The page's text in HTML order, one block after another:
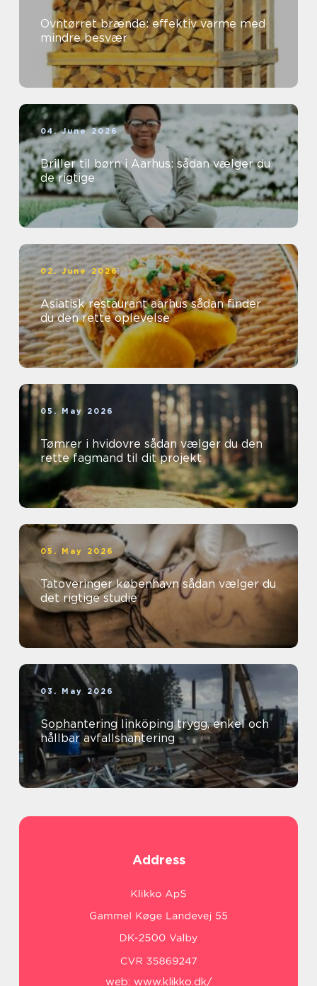
Ovntørret brænde: effektiv varme med
mindre besvær
04. June 2026
Briller til børn i Aarhus: sådan vælger du
de rigtige
02. June 2026
Asiatisk restaurant aarhus sådan finder
du den rette oplevelse
05. May 2026
Tømrer i hvidovre sådan vælger du den
rette fagmand til dit projekt
05. May 2026
Tatoveringer københavn sådan vælger du
det rigtige studie
03. May 2026
Sophantering linköping trygg, enkel och
hållbar avfallshantering
Address
web: www.klikko.dk/